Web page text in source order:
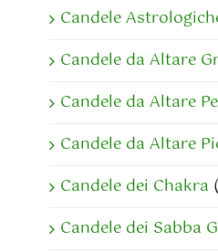
Candele
Candele da Altare
Candele da Altare
Candele da Altare
Candele dei Chakra
Candele dei Sabba